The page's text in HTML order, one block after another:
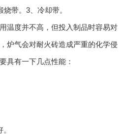
带。3、冷却带。
温度并不高，但投入制品时容易对
炉气会对耐火砖造成严重的化学侵
具有一下几点性能：
。